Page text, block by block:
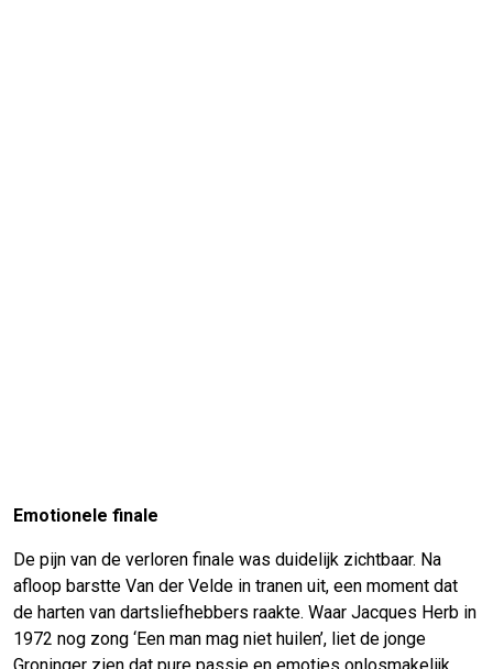
Emotionele finale
De pijn van de verloren finale was duidelijk zichtbaar. Na
afloop barstte Van der Velde in tranen uit, een moment dat
de harten van dartsliefhebbers raakte. Waar Jacques Herb in
1972 nog zong ‘Een man mag niet huilen’, liet de jonge